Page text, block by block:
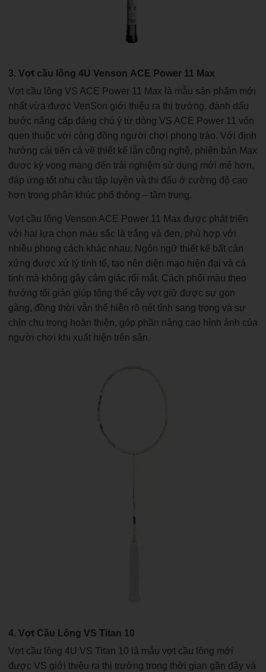
3. Vợt cầu lông 4U Venson ACE Power 11 Max
Vợt cầu lông VS ACE Power 11 Max là mẫu sản phẩm mới
nhất vừa được VenSon giới thiệu ra thị trường, đánh dấu
bước nâng cấp đáng chú ý từ dòng VS ACE Power 11 vốn
quen thuộc với cộng đồng người chơi phong trào. Với định
hướng cải tiến cả về thiết kế lẫn công nghệ, phiên bản Max
được kỳ vọng mang đến trải nghiệm sử dụng mới mẻ hơn,
đáp ứng tốt nhu cầu tập luyện và thi đấu ở cường độ cao
hơn trong phân khúc phổ thông – tầm trung.
Vợt cầu lông Venson ACE Power 11 Max được phát triển
với hai lựa chọn màu sắc là trắng và đen, phù hợp với
nhiều phong cách khác nhau. Ngôn ngữ thiết kế bất cân
xứng được xử lý tinh tế, tạo nên diện mạo hiện đại và cá
tính mà không gây cảm giác rối mắt. Cách phối màu theo
hướng tối giản giúp tổng thể cây vợt giữ được sự gọn
gàng, đồng thời vẫn thể hiện rõ nét tính sang trọng và sự
chỉn chu trong hoàn thiện, góp phần nâng cao hình ảnh của
người chơi khi xuất hiện trên sân.
4. Vợt Cầu Lông VS Titan 10
Vợt cầu lông 4U VS Titan 10 là mẫu vợt cầu lông mới
được VS giới thiệu ra thị trường trong thời gian gần đây và